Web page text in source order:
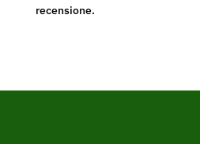
recensione.